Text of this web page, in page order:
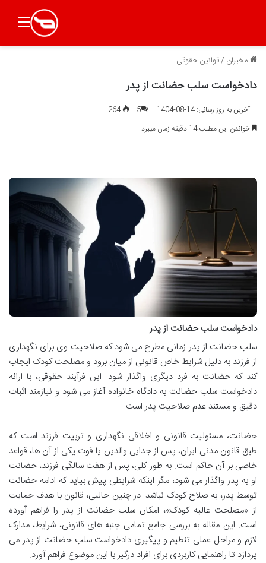
مخبران /قوانین حقوقی
دادخواست سلب حضانت از پدر
آخرین به روز رسانی: 14-08-1404 5
264
خواندن این مطلب 14 دقیقه زمان میبرد
دادخواست سلب حضانت از پدر
سلب حضانت از پدر زمانی مطرح می شود که صلاحیت وی برای نگهداری
از فرزند به دلیل شرایط خاص قانونی از میان برود و مصلحت کودک ایجاب
کند که حضانت به فرد دیگری واگذار شود. این فرآیند حقوقی، با ارائه
دادخواست سلب حضانت به دادگاه خانواده آغاز می شود و نیازمند اثبات
دقیق و مستند عدم صلاحیت پدر است.
حضانت، مسئولیت قانونی و اخلاقی نگهداری و تربیت فرزند است که
طبق قانون مدنی ایران، پس از جدایی والدین یا فوت یکی از آن ها، قواعد
خاصی بر آن حاکم است. به طور کلی، پس از هفت سالگی فرزند، حضانت
او به پدر واگذار می شود، مگر اینکه شرایطی پیش بیاید که ادامه حضانت
توسط پدر، به صلاح کودک نباشد. در چنین حالتی، قانون با هدف حمایت
از «مصلحت عالیه کودک»، امکان سلب حضانت از پدر را فراهم آورده
است. این مقاله به بررسی جامع تمامی جنبه های قانونی، شرایط، مدارک
لازم و مراحل عملی تنظیم و پیگیری دادخواست سلب حضانت از پدر می
پردازد تا راهنمایی کاربردی برای افراد درگیر با این موضوع فراهم آورد.